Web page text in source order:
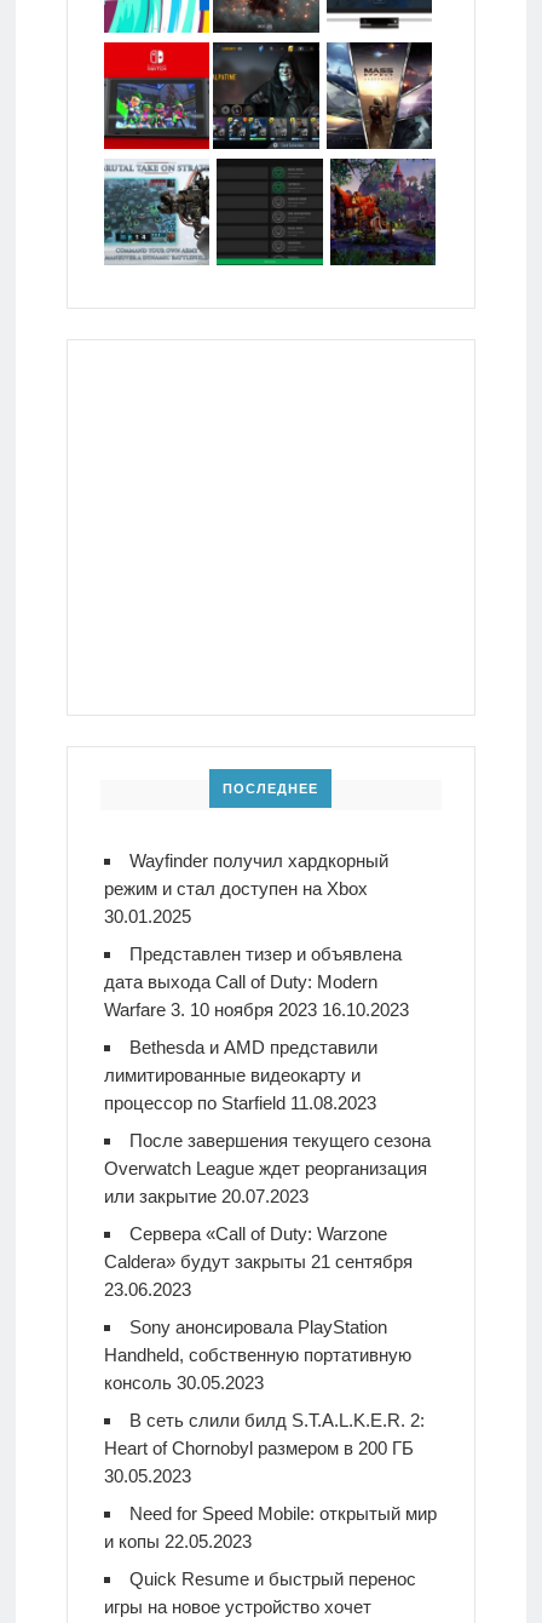
ПОСЛЕДНЕЕ
Wayfinder получил хардкорный
режим и стал доступен на Xbox
30.01.2025
Представлен тизер и объявлена
дата выхода Call of Duty: Modern
Warfare 3. 10 ноября 2023 16.10.2023
Bethesda и AMD представили
лимитированные видеокарту и
процессор по Starfield 11.08.2023
После завершения текущего сезона
Overwatch League ждет реорганизация
или закрытие 20.07.2023
Сервера «Call of Duty: Warzone
Caldera» будут закрыты 21 сентября
23.06.2023
Sony анонсировала PlayStation
Handheld, собственную портативную
консоль 30.05.2023
В сеть слили билд S.T.A.L.K.E.R. 2:
Heart of Chornobyl размером в 200 ГБ
30.05.2023
Need for Speed Mobile: открытый мир
и копы 22.05.2023
Quick Resume и быстрый перенос
игры на новое устройство хочет